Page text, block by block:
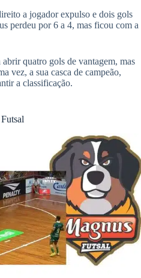
a jogador expulso e dois gols
perdeu por 6 a 4, mas ficou com a
quatro gols de vantagem, mas
vez, a sua casca de campeão,
a classificação.